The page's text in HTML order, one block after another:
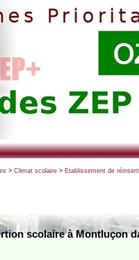
> Climat scolaire> Etablissement de
scolaire à Montluçon